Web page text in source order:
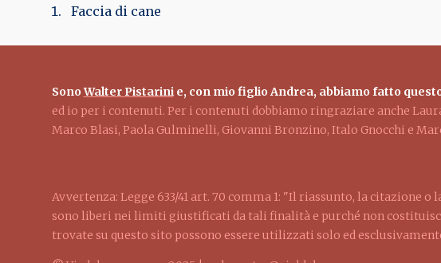
Faccia di cane
SonoWalter Pistarinie, con mio figlio Andrea, abbiamo fatto
ed io per i contenuti. Per i contenuti dobbiamo ringraziare anche
Marco Blasi, Paola Gulminelli, Giovanni Bronzino, Italo Gnocchi e
Avvertenza: Legge 633/41 art. 70 comma 1: "Il riassunto, la citazione
sono liberi nei limiti giustificati da tali finalità e purché non
trovate su questo sito possono essere utilizzati solo ed